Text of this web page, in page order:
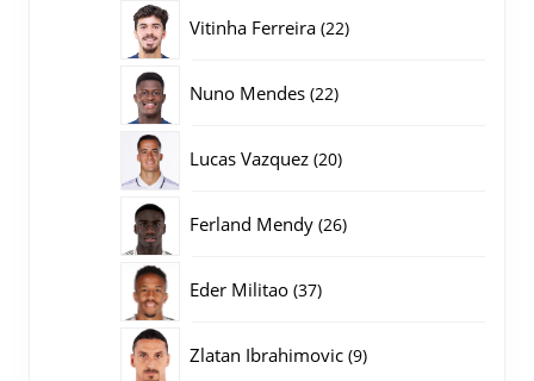
Vitinha Ferreira 2222
Nuno Mendes 2222
Lucas Vazquez 2020
Ferland Mendy 2626
Eder Militao 3737
Zlatan Ibrahimovic 99